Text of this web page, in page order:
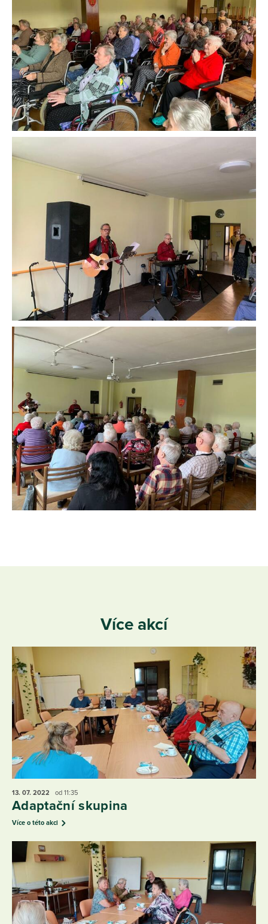
Více akcí
13. 07. 2022 od 11:35
Adaptační skupina
Více o této akci